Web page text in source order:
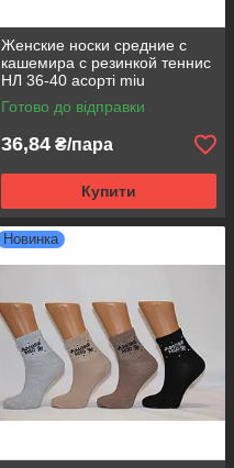
Женские носки средние с
кашемира с резинкой теннис
НЛ 36-40 асорті miu
Готово до відправки
36,84 ₴/пара
Купити
Новинка